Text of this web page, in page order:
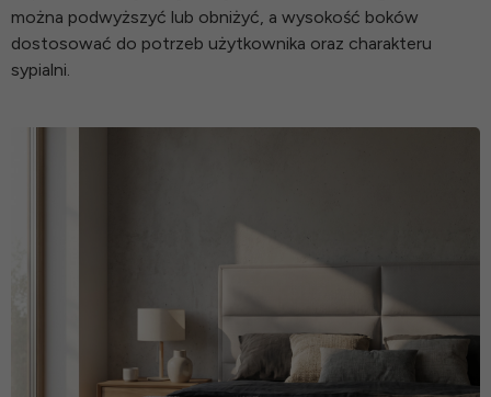
można podwyższyć lub obniżyć, a wysokość boków
dostosować do potrzeb użytkownika oraz charakteru
sypialni.